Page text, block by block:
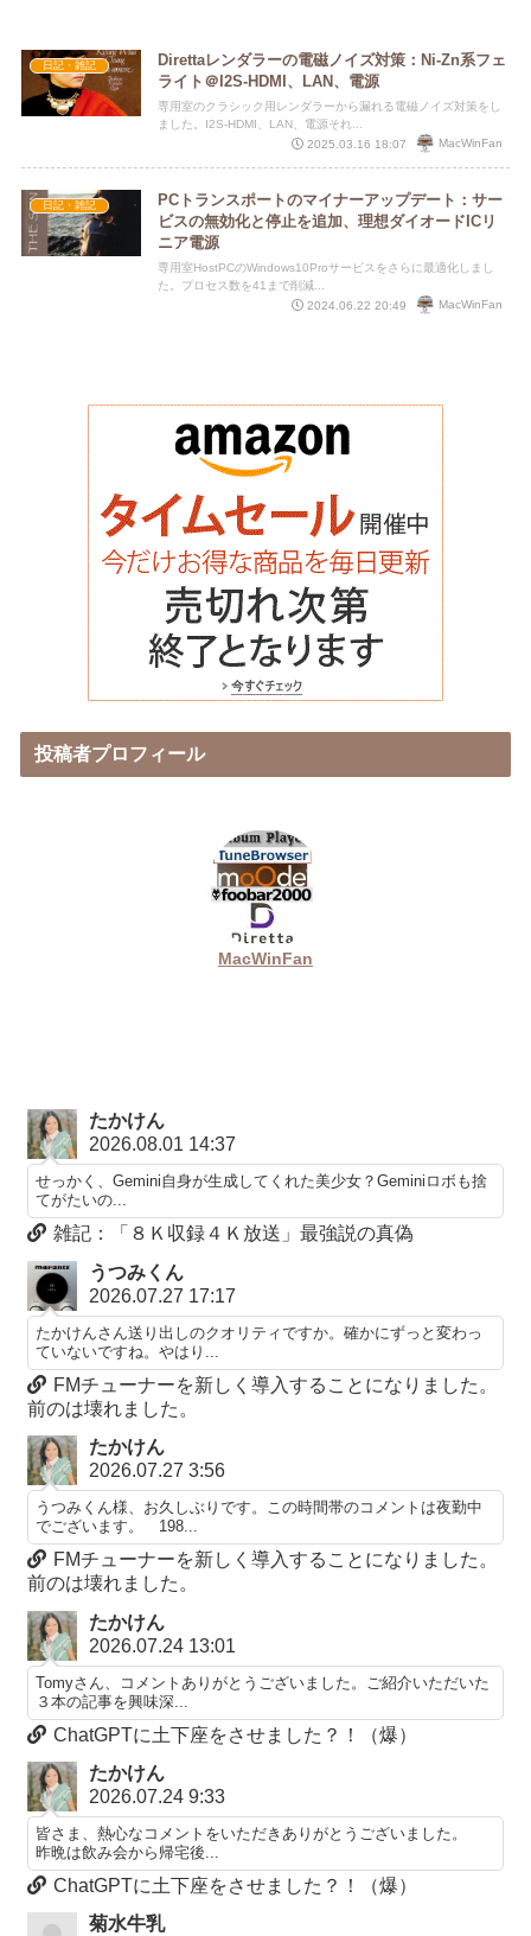
日記・雑記
Direttaレンダラーの電磁ノイズ対策：Ni-Zn系フェ
ライト＠I2S-HDMI、LAN、電源
専用室のクラシック用レンダラーから漏れる電磁ノイズ対策をし
ました。I2S-HDMI、LAN、電源それ...
2025.03.16 18:07
MacWinFan
日記・雑記
PCトランスポートのマイナーアップデート：サー
ビスの無効化と停止を追加、理想ダイオードICリ
ニア電源
専用室HostPCのWindows10Proサービスをさらに最適化しまし
た。プロセス数を41まで削減...
2024.06.22 20:49
MacWinFan
投稿者プロフィール
MacWinFan
たかけん
2026.08.01 14:37
せっかく、Gemini自身が生成してくれた美少女？Geminiロボも捨
てがたいの...
雑記：「８Ｋ収録４Ｋ放送」最強説の真偽
うつみくん
2026.07.27 17:17
たかけんさん送り出しのクオリティですか。確かにずっと変わっ
ていないですね。やはり...
FMチューナーを新しく導入することになりました。
前のは壊れました。
たかけん
2026.07.27 3:56
うつみくん様、お久しぶりです。この時間帯のコメントは夜勤中
でございます。 198...
FMチューナーを新しく導入することになりました。
前のは壊れました。
たかけん
2026.07.24 13:01
Tomyさん、コメントありがとうございました。ご紹介いただいた
３本の記事を興味深...
ChatGPTに土下座をさせました？！（爆）
たかけん
2026.07.24 9:33
皆さま、熱心なコメントをいただきありがとうございました。
昨晩は飲み会から帰宅後...
ChatGPTに土下座をさせました？！（爆）
菊水牛乳